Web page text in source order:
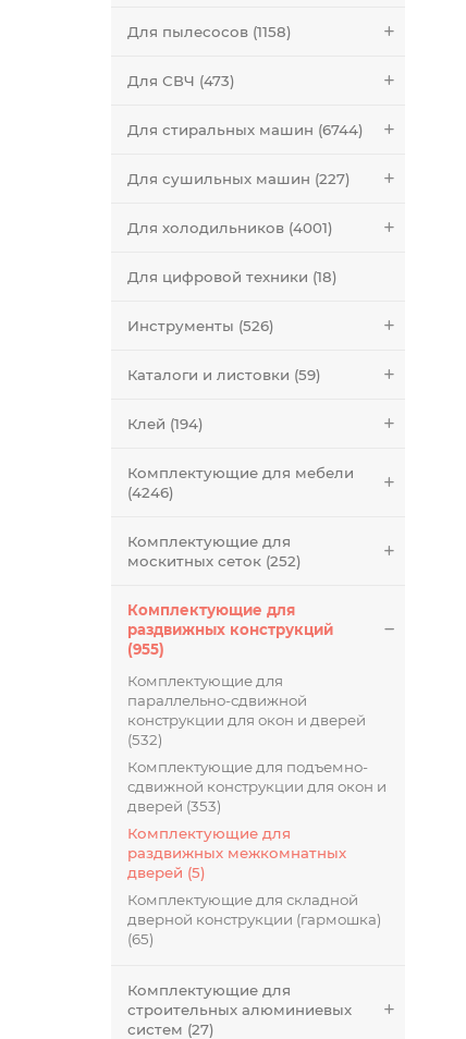
Для пылесосов (1158)
Для СВЧ (473)
Для стиральных машин (6744)
Для сушильных машин (227)
Для холодильников (4001)
Для цифровой техники (18)
Инструменты (526)
Каталоги и листовки (59)
Клей (194)
Комплектующие для мебели
(4246)
Комплектующие для
москитных сеток (252)
Комплектующие для
раздвижных конструкций
(955)
Комплектующие для
параллельно-сдвижной
конструкции для окон и дверей
(532)
Комплектующие для подъемно-
сдвижной конструкции для окон и
дверей (353)
Комплектующие для
раздвижных межкомнатных
дверей (5)
Комплектующие для складной
дверной конструкции (гармошка)
(65)
Комплектующие для
строительных алюминиевых
систем (27)